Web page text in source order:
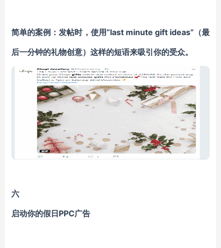
简单的案例：发帖时，使用“last minute gift ideas”（最
后一分钟的礼物创意）这样的短语来吸引你的受众。
六
启动你的假日PPC广告